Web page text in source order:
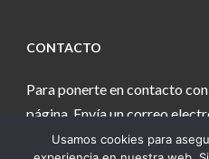
CONTACTO
Para ponerte en contacto
página. Envía un correo
Usamos cookies para